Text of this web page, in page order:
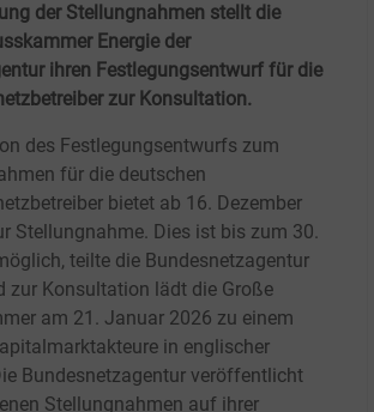
der Stellungnahmen stellt die
Energie der
ihren Festlegungsentwurf für die
zur Konsultation.
des Festlegungsentwurfs zum
für die deutschen
bietet ab 16. Dezember
Stellungnahme. Dies ist bis zum 30.
teilte die Bundesnetzagentur
zur Konsultation lädt die Große
am 21. Januar 2026 zu einem
in englischer
Bundesnetzagentur veröffentlicht
Stellungnahmen auf ihrer